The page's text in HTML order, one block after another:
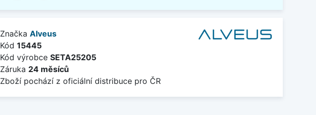
Značka Alveus
Kód 15445
Kód výrobce SETA25205
Záruka 24 měsíců
Zboží pochází z oficiální distribuce pro ČR